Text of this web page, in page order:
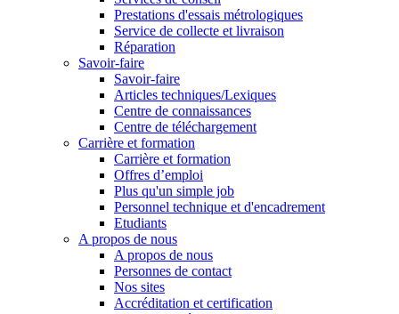
Prestations d'essais métrologiques
Service de collecte et livraison
Réparation
Savoir-faire
Savoir-faire
Articles techniques/Lexiques
Centre de connaissances
Centre de téléchargement
Carrière et formation
Carrière et formation
Offres d’emploi
Plus qu'un simple job
Personnel technique et d'encadrement
Etudiants
A propos de nous
A propos de nous
Personnes de contact
Nos sites
Accréditation et certification